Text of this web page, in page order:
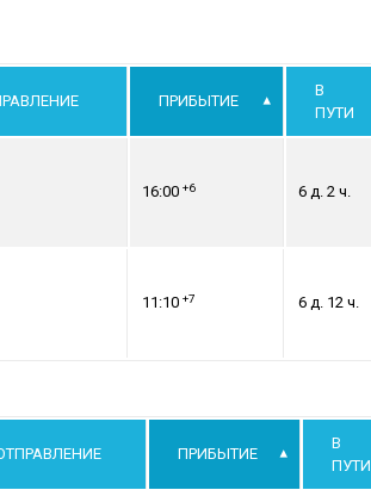
ПРИБЫТИЕ
В
ПУТИ
16:00 +6 6 д. 2 ч.
11:10 +7 6 д. 12 ч.
ПРИБЫТИЕ
В
ПУТИ